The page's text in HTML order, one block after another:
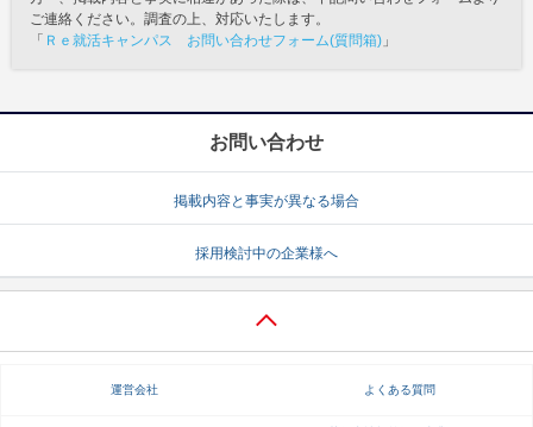
ご連絡ください。調査の上、対応いたします。
「 Ｒｅ就活キャンパス お問い合わせフォーム(質問箱) 」
お問い合わせ
掲載内容と事実が異なる場合
採用検討中の企業様へ
運営会社 よくある質問